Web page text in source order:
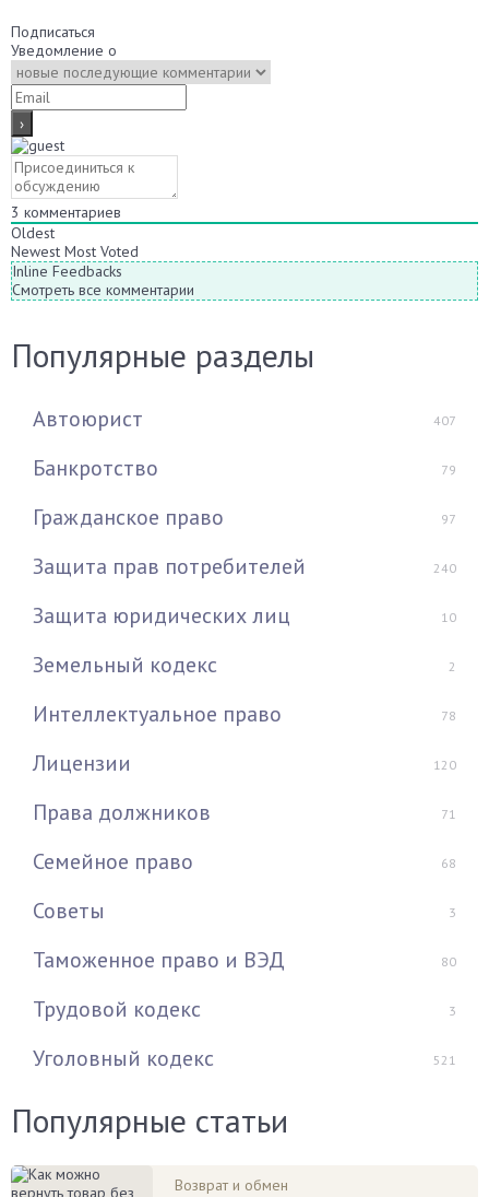
Подписаться
Уведомление о
3 комментариев
Oldest
Newest Most Voted
Inline Feedbacks
Смотреть все комментарии
Популярные разделы
Автоюрист 407
Банкротство 79
Гражданское право 97
Защита прав потребителей 240
Защита юридических лиц 10
Земельный кодекс 2
Интеллектуальное право 78
Лицензии 120
Права должников 71
Семейное право 68
Советы 3
Таможенное право и ВЭД 80
Трудовой кодекс 3
Уголовный кодекс 521
Популярные статьи
Возврат и обмен